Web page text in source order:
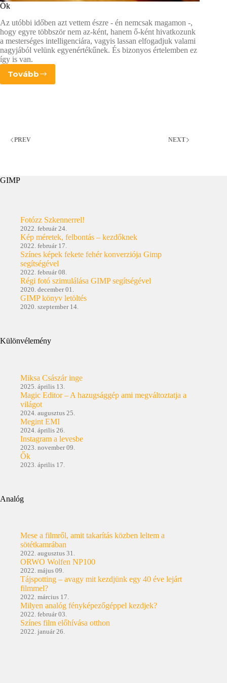
Ők
Az utóbbi időben azt vettem észre - én nemcsak magamon -,
hogy egyre többször nem az-ként, hanem ő-ként hivatkozunk
a mesterséges intelligenciára, vagyis lassan elfogadjuk valami
nagyjából velünk egyenértékűnek. És bizonyos értelemben ez
így is van.
Tovább
Ők
PREV NEXT
GIMP
Fotózz Szkennerrel!
2022. február 24.
Kép méretek, felbontás – kezdőknek
2022. február 17.
Színes képek fekete fehér konverziója Gimp
segítségével
2022. február 08.
Régi fotó szimulálása GIMP segítségével
2020. december 01.
GIMP könyv letöltés
2020. szeptember 14.
Különvélemény
Miksa Császár inge
2025. április 13.
Magic Editor – A hazugsággép ami megváltoztatja a
világot
2024. augusztus 25.
Megint EMI
2024. április 26.
Instagram a levesbe
2023. november 09.
Ők
2023. április 17.
Analóg
Mese a filmről, amit takarítás közben leltem a
sötétkamrában
2022. augusztus 31.
ORWO Wolfen NP100
2022. május 09.
Tájspotting – avagy mit kezdjünk egy 40 éve lejárt
filmmel?
2022. március 17.
Milyen analóg fényképezőgéppel kezdjek?
2022. február 03.
Színes film előhívása otthon
2022. január 26.